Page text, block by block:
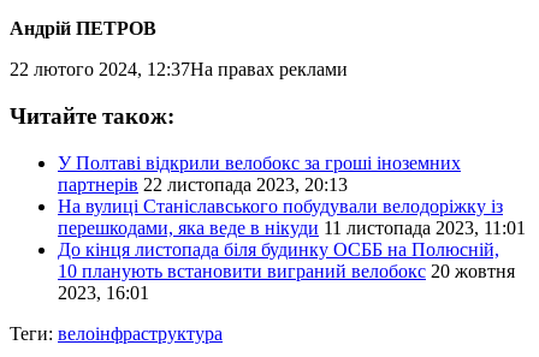
Андрій ПЕТРОВ
22 лютого 2024, 12:37На правах реклами
Читайте також:
У Полтаві відкрили велобокс за гроші іноземних
партнерів 22 листопада 2023, 20:13
На вулиці Станіславського побудували велодоріжку із
перешкодами, яка веде в нікуди 11 листопада 2023, 11:01
До кінця листопада біля будинку ОСББ на Полюсній,
10 планують встановити виграний велобокс 20 жовтня
2023, 16:01
Теги: велоінфраструктура